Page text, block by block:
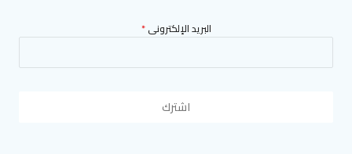
البريد الإلكترونى*
اشترك